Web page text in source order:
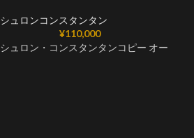
ュロンコンスタンタン
¥110,000
ュロン・コンスタンタンコピー オー